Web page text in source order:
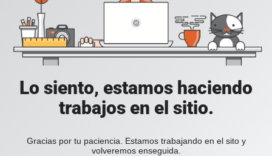
Lo siento, estamos haciendo
trabajos en el sitio.
Gracias por tu paciencia. Estamos trabajando en el sito y
volveremos enseguida.